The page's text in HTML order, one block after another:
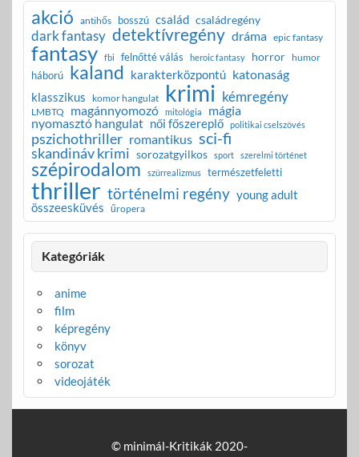
akció antihős bosszú család családregény
dark fantasy detektívregény dráma epic fantasy
fantasy fbi felnőtté válás heroic fantasy horror humor
háború kaland karakterközpontú katonaság
klasszikus komor hangulat krimi kémregény
LMBTQ magánnyomozó mitológia mágia
nyomasztó hangulat női főszereplő politikai cselszövés
pszichothriller romantikus sci-fi
skandináv krimi sorozatgyilkos sport szerelmi történet
szépirodalom szürrealizmus természetfeletti
thriller történelmi regény young adult
összeesküvés űropera
Kategóriák
anime
film
képregény
könyv
sorozat
videojáték
© minimál-Kritikák 2020-